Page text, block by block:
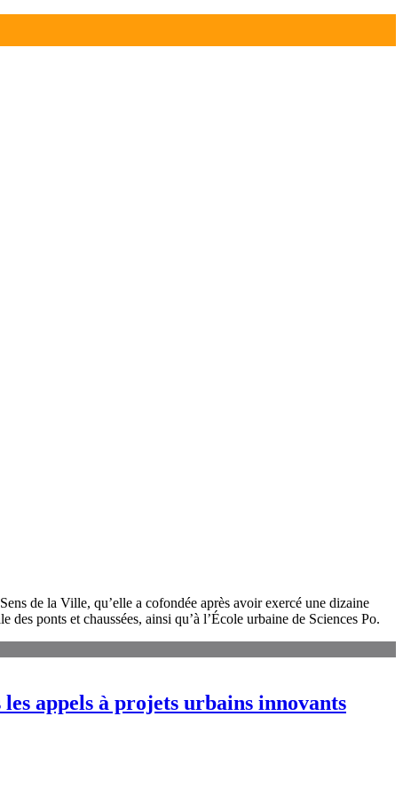
de la Ville, qu’elle a cofondée après avoir exercé une dizaine
ponts et chaussées, ainsi qu’à l’École urbaine de Sciences Po.
appels à projets urbains innovants